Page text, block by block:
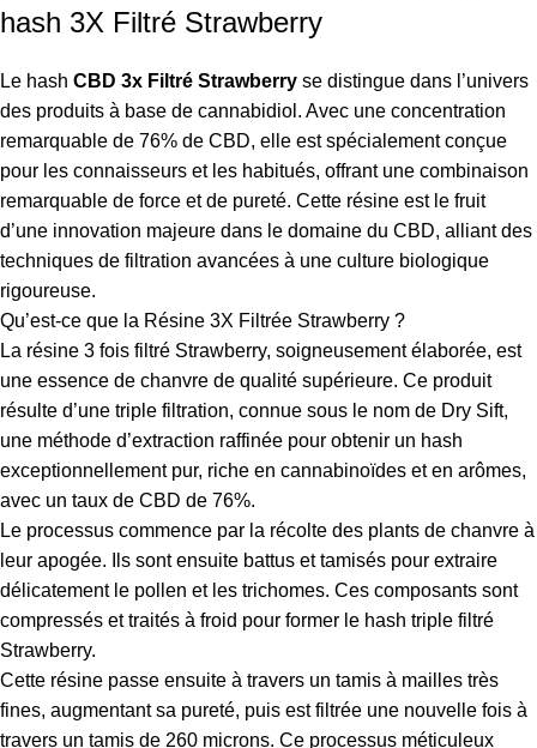
hash 3X Filtré Strawberry
Le hash CBD 3x Filtré Strawberry se distingue dans l’univers
des produits à base de cannabidiol. Avec une concentration
remarquable de 76% de CBD, elle est spécialement conçue
pour les connaisseurs et les habitués, offrant une combinaison
remarquable de force et de pureté. Cette résine est le fruit
d’une innovation majeure dans le domaine du CBD, alliant des
techniques de filtration avancées à une culture biologique
rigoureuse.
Qu’est-ce que la Résine 3X Filtrée Strawberry ?
La résine 3 fois filtré Strawberry, soigneusement élaborée, est
une essence de chanvre de qualité supérieure. Ce produit
résulte d’une triple filtration, connue sous le nom de Dry Sift,
une méthode d’extraction raffinée pour obtenir un hash
exceptionnellement pur, riche en cannabinoïdes et en arômes,
avec un taux de CBD de 76%.
Le processus commence par la récolte des plants de chanvre à
leur apogée. Ils sont ensuite battus et tamisés pour extraire
délicatement le pollen et les trichomes. Ces composants sont
compressés et traités à froid pour former le hash triple filtré
Strawberry.
Cette résine passe ensuite à travers un tamis à mailles très
fines, augmentant sa pureté, puis est filtrée une nouvelle fois à
travers un tamis de 260 microns. Ce processus méticuleux